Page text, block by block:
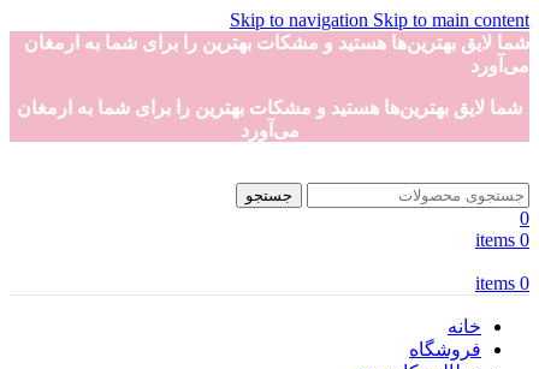
Skip to navigation Skip to main content
شما لایق بهترین‌ها هستید و مشکات بهترین را برای شما به ارمغان
می‌آورد
شما لایق بهترین‌ها هستید و مشکات بهترین را برای شما به ارمغان
می‌آورد
جستجو
0
0
items
0
items
خانه
فروشگاه